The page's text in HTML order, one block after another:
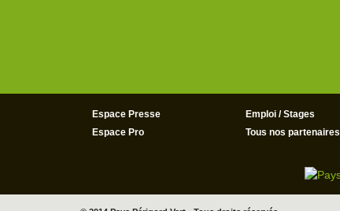
Espace Presse
Espace Pro
Emploi / Stages
Tous nos partenaires